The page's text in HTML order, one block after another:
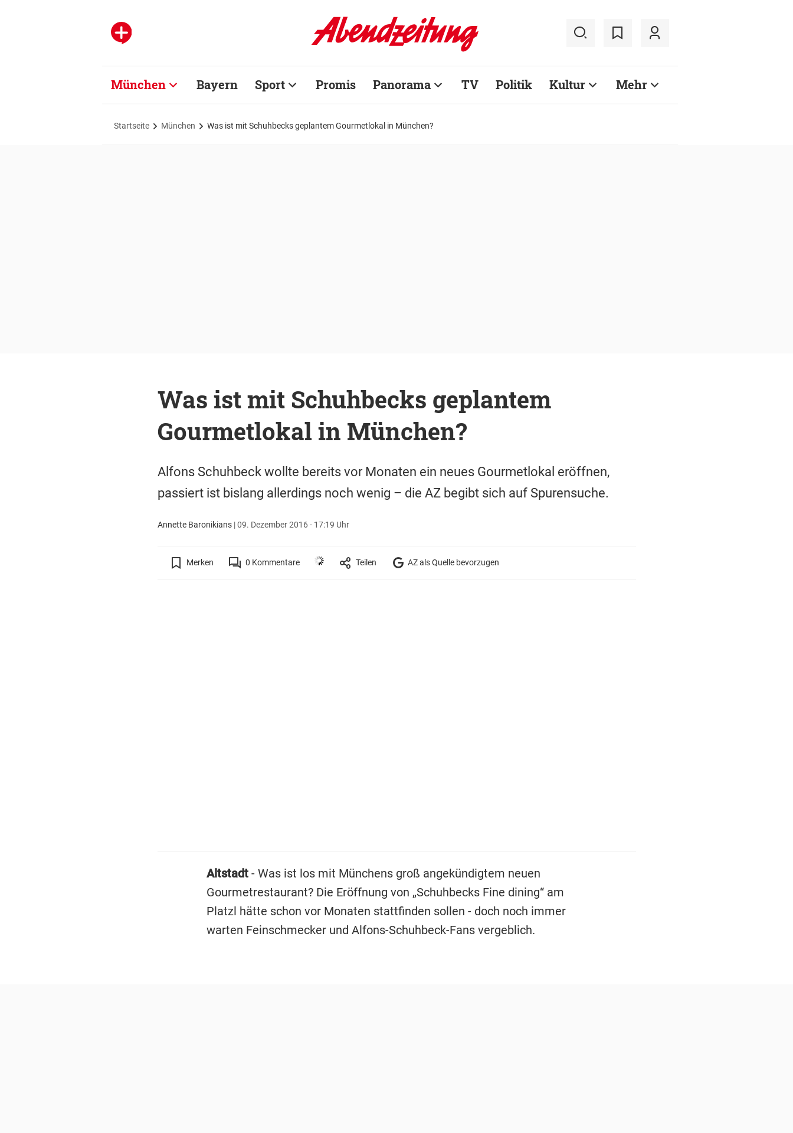
München Bayern Sport Promis Panorama TV Politik Kultur Mehr
Startseite München Was ist mit Schuhbecks geplantem Gourmetlokal in München?
Was ist mit Schuhbecks geplantem
Gourmetlokal in München?
Alfons Schuhbeck wollte bereits vor Monaten ein neues Gourmetlokal eröffnen,
passiert ist bislang allerdings noch wenig – die AZ begibt sich auf Spurensuche.
Annette Baronikians|09. Dezember 2016 - 17:19 Uhr
Merken 0 Kommentare Teilen AZ als Quelle bevorzugen
Altstadt- Was ist los mit Münchens groß angekündigtem neuen
Gourmetrestaurant? Die Eröffnung von „Schuhbecks Fine dining“ am
Platzl hätte schon vor Monaten stattfinden sollen - doch noch immer
warten Feinschmecker und Alfons-Schuhbeck-Fans vergeblich.